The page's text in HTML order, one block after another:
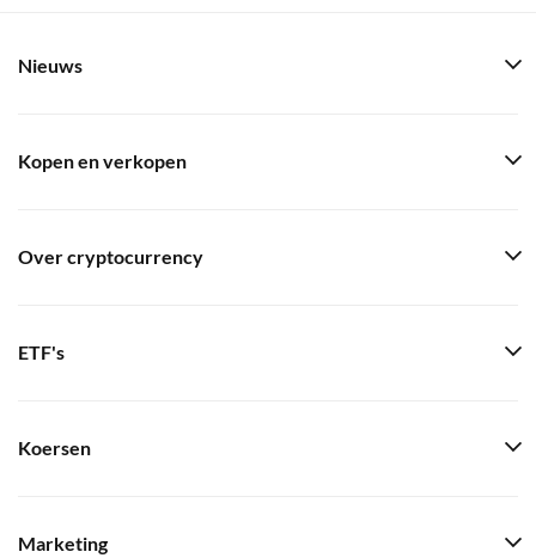
Nieuws
Kopen en verkopen
Over cryptocurrency
ETF's
Koersen
Marketing